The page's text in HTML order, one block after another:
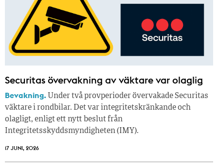
Securitas övervakning av väktare var olaglig
Bevakning. Under två provperioder övervakade Securitas
väktare i rondbilar. Det var integritetskränkande och
olagligt, enligt ett nytt beslut från
Integritetsskyddsmyndigheten (IMY).
17 JUNI, 2026